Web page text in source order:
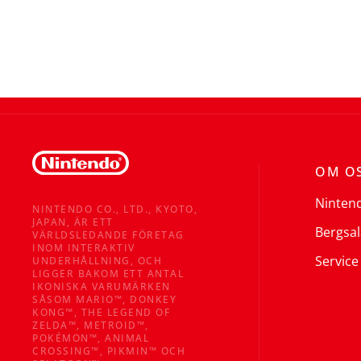
NINTENDO CO., LTD., KYOTO,
JAPAN, ÄR ETT
VÄRLDSLEDANDE FÖRETAG
INOM INTERAKTIV
UNDERHÅLLNING, OCH
LIGGER BAKOM ETT ANTAL
IKONISKA VARUMÄRKEN
SÅSOM MARIO™, DONKEY
KONG™, THE LEGEND OF
ZELDA™, METROID™,
POKÉMON™, ANIMAL
CROSSING™, PIKMIN™ OCH
OM
Service